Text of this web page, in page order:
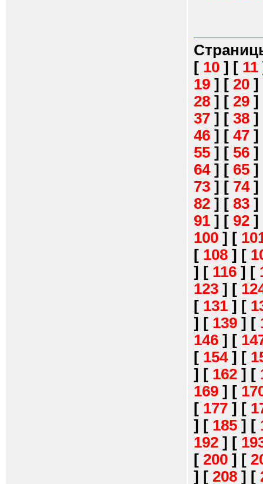
[ 10 ] [ 11
19 ] [ 20 ]
28 ] [ 29 ]
37 ] [ 38 ]
46 ] [ 47 ]
55 ] [ 56 ]
64] [ 65 ]
73 ] [ 74]
82 ] [ 83 ]
91 ] [ 92 ]
100 ] [
[ 108 ] [
] [ 116 ] [
123 ] [
[ 131 ] [
] [ 139 ] [
146 ] [
[ 154] [
] [ 162 ] [
169 ] [
[ 177 ] [
] [ 185 ] [
192 ] [
[ 200 ] [
] [ 208 ] [